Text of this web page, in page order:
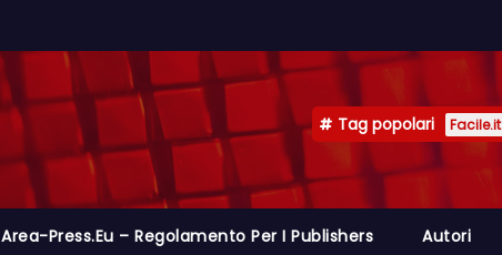
Tag popolari Facile.it
Area-Press.eu – Regolamento Per I Publishers Autori